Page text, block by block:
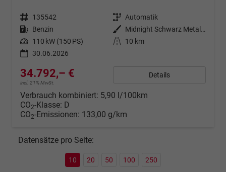
Fahrzeugnr. 135542 Getriebe Automatik
Kraftstoff Benzin Außenfarbe
Midnight Schwarz Metallic
Leistung 110 kW (150 PS) Kilometerstand
10 km
30.06.2026
34.792,– €
incl. 21% MwSt.
Details
Verbrauch kombiniert: 5,90 l/100km
CO2-Klasse: D
CO2-Emissionen: 133,00 g/km
Datensätze pro Seite:
10 20 50 100 250